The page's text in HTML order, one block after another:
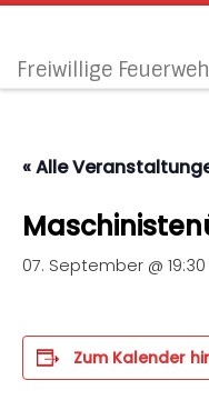
Freiwillige
« Alle
07. September @ 19:30
Zum Kalender